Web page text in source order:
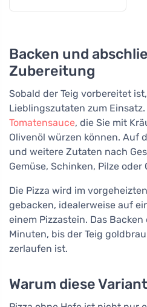
Backen und
Zubereitung
Sobald der Teig vorbereitet
Lieblingszutaten zum Einsatz.
Tomatensauce, die Sie mit
Olivenöl würzen können. Auf
und weitere Zutaten nach
Gemüse, Schinken, Pilze oder
Die Pizza wird im
gebacken, idealerweise auf
einem Pizzastein. Das Backen
Minuten, bis der Teig
zerlaufen ist.
Warum diese